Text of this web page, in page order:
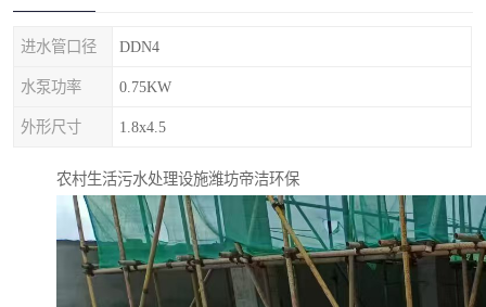
进水管口径 DDN4
水泵功率 0.75KW
外形尺寸 1.8x4.5
农村生活污水处理设施潍坊帝洁环保
复合二氧化氯发生器污水
处理设备
屠宰场一体化污水处理设
地埋式一体化污水处理设
备设备
加药装置污水设备
城乡生活污水处理设备设 MBR膜污水处理设备
气浮机一体化污水处理设 污水处理设备生产厂家